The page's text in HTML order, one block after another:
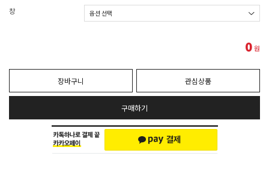
창
0원
장바구니 관심상품
구매하기